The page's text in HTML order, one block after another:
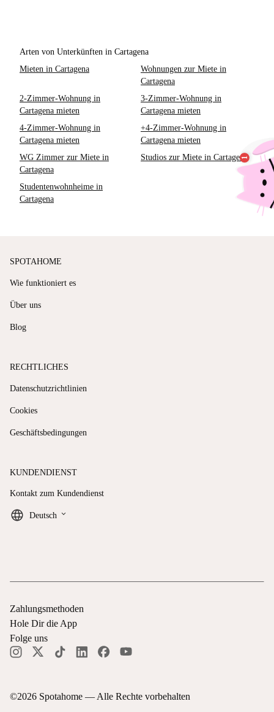
Arten von Unterkünften in Cartagena
Mieten in Cartagena
Wohnungen zur Miete in
Cartagena
2-Zimmer-Wohnung in
Cartagena mieten
3-Zimmer-Wohnung in
Cartagena mieten
4-Zimmer-Wohnung in
Cartagena mieten
+4-Zimmer-Wohnung in
Cartagena mieten
WG Zimmer zur Miete in
Cartagena
Studios zur Miete in Cartagena
Studentenwohnheime in
Cartagena
SPOTAHOME
Wie funktioniert es
Über uns
Blog
RECHTLICHES
Datenschutzrichtlinien
Cookies
Geschäftsbedingungen
KUNDENDIENST
Kontakt zum Kundendienst
Deutsch keyboard_arrow_down
©2026 Spotahome — Alle Rechte vorbehalten
Zahlungsmethoden
Hole Dir die App
Folge uns